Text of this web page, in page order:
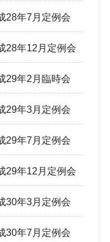
28年7月定例会
28年12月定例会
29年2月臨時会
29年3月定例会
29年7月定例会
29年12月定例会
30年3月定例会
30年7月定例会